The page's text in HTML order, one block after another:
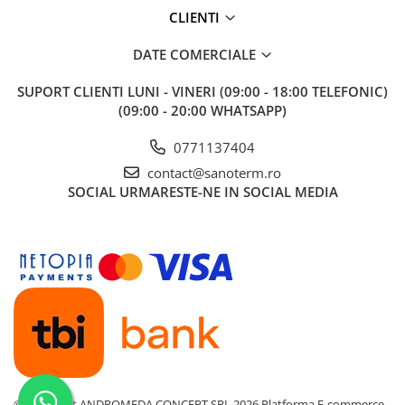
Pentru vas wc suspendat
Pentru o grosime a pardoselii de 0-200 mm
180 mm sau 230 mm
Continutul pachetului:
Rezervor cu mecanism de alimentare si de clatire
Set de fixare: surub Ø8×60 – 4 buc, dibluri Ø12 – 4 buc
Pachet pentru fixarea vas WC: tija filetata M12 – 2 buc, saibe –
4 buc, capac – 2 buc, piulite – 2 buc, protector fir – 2 buc
Cot pentru conectarea la scurgere HT 90/90 din polietilena,
PE-HD
Reducerea deseurilor polietilena HT 90/110, PE-HD
Garnitura de alimentare + garnitura etansare
Garnitura de scurgere + fiting + garnitura pentru fiting
Set de capace pentru mascarea/protejarea gaurilor de
CLIENTI
DATE COMERCIALE
SUPORT CLIENTI LUNI - VINERI (09:00 - 18:00 TELEFONIC)
(09:00 - 20:00 WHATSAPP)
0771137404
contact@sanoterm.ro
SOCIAL URMARESTE-NE IN SOCIAL MEDIA